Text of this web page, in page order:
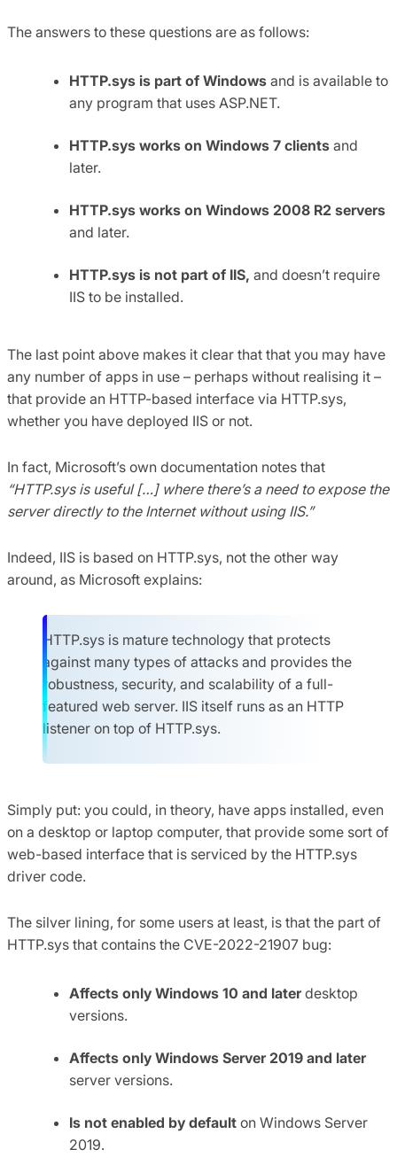
The answers to these questions are as follows:
HTTP.sys is part of Windows and is available to
any program that uses ASP.NET.
HTTP.sys works on Windows 7 clients and
later.
HTTP.sys works on Windows 2008 R2 servers
and later.
HTTP.sys is not part of IIS, and doesn’t require
IIS to be installed.
The last point above makes it clear that that you may have
any number of apps in use – perhaps without realising it –
that provide an HTTP-based interface via HTTP.sys,
whether you have deployed IIS or not.
In fact, Microsoft’s own documentation notes that
“HTTP.sys is useful […] where there’s a need to expose the
server directly to the Internet without using IIS.”
Indeed, IIS is based on HTTP.sys, not the other way
around, as Microsoft explains:
HTTP.sys is mature technology that protects
against many types of attacks and provides the
robustness, security, and scalability of a full-
featured web server. IIS itself runs as an HTTP
listener on top of HTTP.sys.
Simply put: you could, in theory, have apps installed, even
on a desktop or laptop computer, that provide some sort of
web-based interface that is serviced by the HTTP.sys
driver code.
The silver lining, for some users at least, is that the part of
HTTP.sys that contains the CVE-2022-21907 bug:
Affects only Windows 10 and later desktop
versions.
Affects only Windows Server 2019 and later
server versions.
Is not enabled by default on Windows Server
2019.